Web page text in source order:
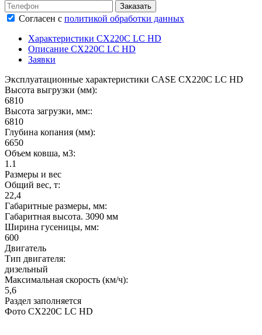
Согласен с политикой обработки данных
Характеристики CX220C LC HD
Описание CX220C LC HD
Заявки
Эксплуатационные характеристики CASE CX220C LC HD
Высота выгрузки (мм):
6810
Высота загрузки, мм::
6810
Глубина копания (мм):
6650
Объем ковша, м3:
1.1
Размеры и вес
Общий вес, т:
22,4
Габаритные размеры, мм:
Габаритная высота. 3090 мм
Ширина гусеницы, мм:
600
Двигатель
Тип двигателя:
дизельный
Максимальная скорость (км/ч):
5,6
Раздел заполняется
Фото CX220C LC HD